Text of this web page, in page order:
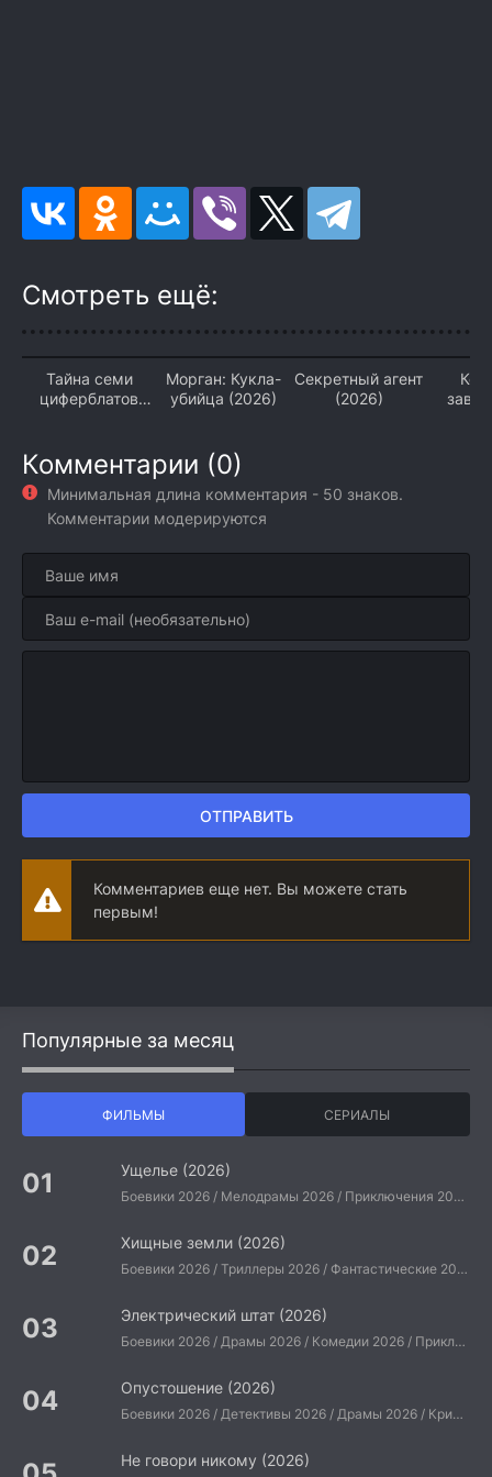
Смотреть ещё:
Тайна семи
циферблатов
Морган: Кукла-
убийца (2026)
Секретный агент
(2026)
Комментарии (0)
Минимальная длина комментария - 50 знаков.
Комментарии модерируются
ОТПРАВИТЬ
Комментариев еще нет. Вы можете стать
первым!
Популярные за месяц
ФИЛЬМЫ СЕРИАЛЫ
Ущелье (2026)
Боевики 2026 / Мелодрамы 2026 / Приключения 2026 / Ужасы 2026 / Фантастические 2026 / Зарубежные фильмы 2026 / Американские фильмы / Фильмы 2026
Хищные земли (2026)
Боевики 2026 / Триллеры 2026 / Фантастические 2026 / Зарубежные фильмы 2026 / Американские фильмы / Фильмы 2026
Электрический штат (2026)
Боевики 2026 / Драмы 2026 / Комедии 2026 / Приключения 2026 / Фантастические 2026 / Зарубежные фильмы 2026 / Американские фильмы / Фильмы 2026
Опустошение (2026)
Боевики 2026 / Детективы 2026 / Драмы 2026 / Криминальные фильмы 2026 / Триллеры 2026 / Зарубежные фильмы 2026 / Американские фильмы / Фильмы 2026
Не говори никому (2026)